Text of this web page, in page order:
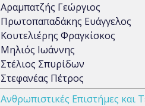
Αραμπατζής Γεώργιος
Πρωτοπαπαδάκης Ευάγγελος
Κουτελιέρης Φραγκίσκος
Μηλιός Ιωάννης
Στέλιος Σπυρίδων
Στεφανέας Πέτρος
Ανθρωπιστικές Επιστήμες και